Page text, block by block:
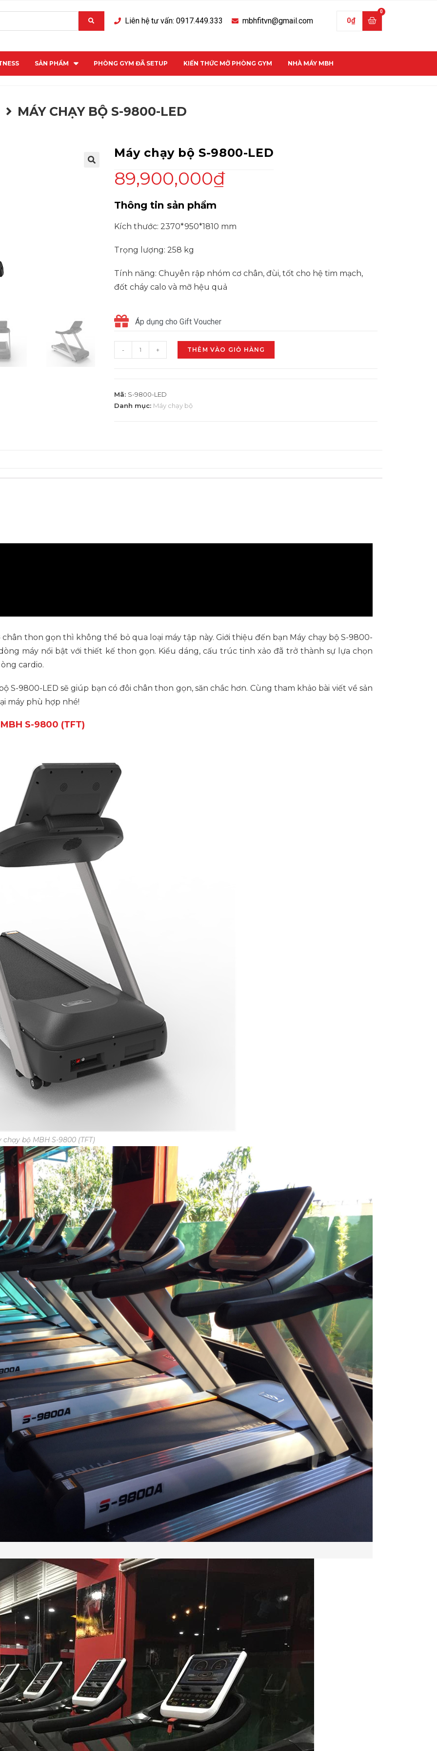
Liên hệ tư vấn: 0917.449.333 mbhfitvn@gmail.com 0₫
SẢN PHẨM PHÒNG GYM ĐÃ SETUP KIẾN THỨC MỞ PHÒNG GYM NHÀ MÁY MBH
MÁY CHẠY BỘ S-9800-LED
Máy chạy bộ S-9800-LED
89,900,000₫
Thông tin sản phẩm
Kích thước: 2370*950*1810 mm
Trọng lượng: 258 kg
Tính năng: Chuyên rập nhóm cơ chân, đùi, tốt cho hệ tim mạch,
đốt cháy calo và mỡ hệu quả
Áp dụng cho Gift Voucher
- + THÊM VÀO GIỎ HÀNG
Mã: S-9800-LED
Danh mục: Máy chạy bộ
thon gọn thì không thể bỏ qua loại máy tập này. Giới thiệu đến bạn Máy chạy bộ S-9800-
máy nổi bật với thiết kế thon gọn. Kiểu dáng, cấu trúc tinh xảo đã trở thành sự lựa chọn
cardio.
S-9800-LED sẽ giúp bạn có đôi chân thon gọn, săn chắc hơn. Cùng tham khảo bài viết về sản
máy phù hợp nhé!
S-9800 (TFT)
chạy bộ MBH S-9800 (TFT)